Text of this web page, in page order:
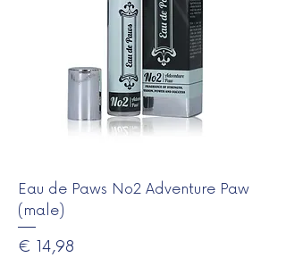
Eau de Paws No2 Adventure Paw
(male)
Prijs
€ 14,98